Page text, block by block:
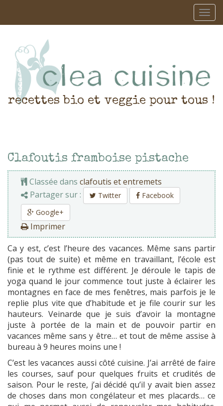
recettes bio et veggie pour tous !
Clafoutis framboise pistache
Classée dans clafoutis et entremets
Partager sur :
Twitter
Facebook
Google+
Imprimer
Ca y est, c’est l’heure des vacances. Même sans partir
(pas tout de suite) et même en travaillant, l’école est
finie et le rythme est différent. Je déroule le tapis de
yoga quand le jour commence tout juste à éclairer les
montagnes en face de mes fenêtres, mais parfois je le
replie plus vite que d’habitude et je file courir sur les
hauteurs. Veinarde que je suis d’avoir la montagne
juste à portée de la main et de pouvoir partir en
vacances même sans y être… et tout de même assise à
bureau à 9 heures moins une !
C’est les vacances aussi côté cuisine. J’ai arrêté de faire
les courses, sauf pour quelques fruits et crudités de
saison. Pour le reste, j’ai décidé qu’il y avait bien assez
de choses dans mon congélateur et mes placards… ce